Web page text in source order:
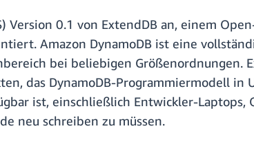
Version 0.1 von ExtendDB an, einem
Amazon DynamoDB ist eine
bei beliebigen Größenordnungen.
das DynamoDB-Programmiermodell in
ist, einschließlich Entwickler-
neu schreiben zu müssen.